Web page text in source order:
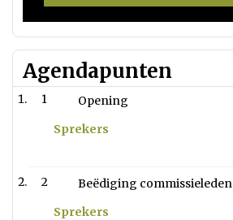
Agendapunten
1
Opening
Sprekers
2
Beëdiging commissieleden
Sprekers